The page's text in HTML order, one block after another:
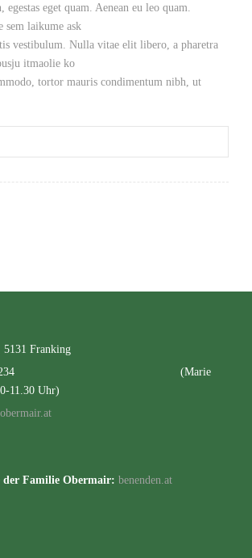
eget quam. Aenean eu leo quam.
sem laikume ask
vestibulum. Nulla vitae elit libero, a pharetra
itmaolie ko
tortor mauris condimentum nibh, ut
5131 Franking
2324234
(Marie
11.30 Uhr)
der Familie Obermair: benenden.at